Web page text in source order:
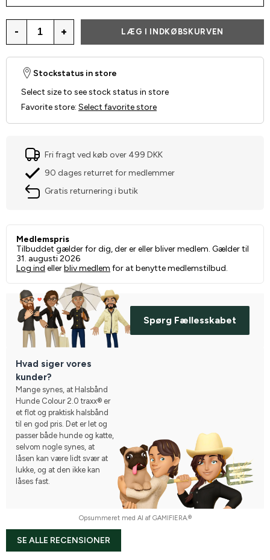
- + LÆG I INDKØBSKURVEN
Stockstatus in store
Select size to see stock status in store
Favorite store: Select favorite store
Fri fragt ved køb over 499 DKK
90 dages returret for medlemmer
Gratis returnering i butik
Medlemspris
Tilbuddet gælder for dig, der er eller bliver medlem. Gælder til
31. augusti 2026
Log ind ellerbliv medlem for at benytte medlemstilbud.
Spørg Fællesskabet
Hvad siger vores
kunder?
Mange synes, at Halsbånd
Hunde Colour 2.0 traxx® er
et flot og praktisk halsbånd
til en god pris. Det er let og
passer både hunde og katte,
selvom nogle synes, at
låsen kan være lidt svær at
lukke, og at den ikke kan
låses fast.
Opsummeret med AI af GAMIFIERA.®
SE ALLE RECENSIONER